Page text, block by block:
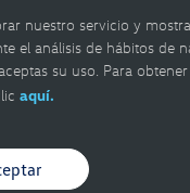
nuestro servicio y
el análisis de hábitos de
su uso. Para
aquí.